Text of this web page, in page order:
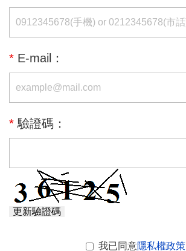
* E-mail：
* 驗證碼：
更新驗證碼
我已同意隱私權政策